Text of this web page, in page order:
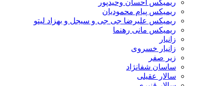
ریمیکس احسان وحیدپور
ریمیکس پیام محمودیان
ریمیکس علیرضا جی جی و سیجل و بهزاد لیتو
ریمیکس مانی رهنما
زانیار
زانیار خسروی
زیر صفر
ساسان شفانژاد
سالار عقیلی